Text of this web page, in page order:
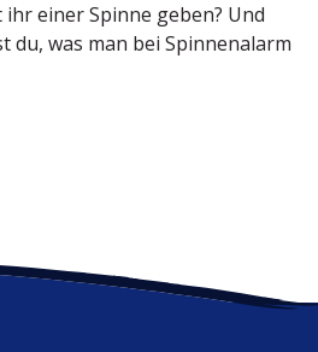
einer Spinne geben? Und
du, was man bei Spinnen­alarm